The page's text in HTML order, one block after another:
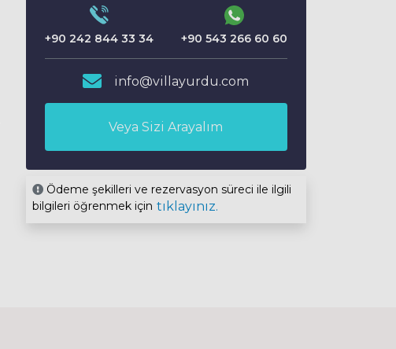
+90 242 844 33 34 +90 543 266 60 60
info@villayurdu.com
Veya Sizi Arayalım
Ödeme şekilleri ve rezervasyon süreci ile ilgili
bilgileri öğrenmek için tıklayınız.